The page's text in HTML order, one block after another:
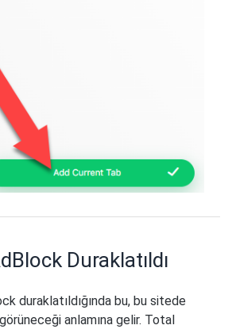
Duraklatıldı
duraklatıldığında bu, bu sitede
anlamına gelir. Total